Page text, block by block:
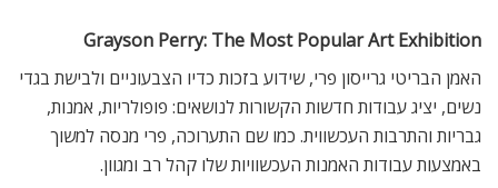
Grayson Perry: The Most Popular Art Exhibition
האמן הבריטי גרייסון פרי, שידוע בזכות כדיו הצבעוניים ולבישת בגדי
נשים, יציג עבודות חדשות הקשורות לנושאים: פופולריות, אמנות,
גבריות והתרבות העכשווית. כמו שם התערוכה, פרי מנסה למשוך
באמצעות עבודות האמנות העכשוויות שלו קהל רב ומגוון.